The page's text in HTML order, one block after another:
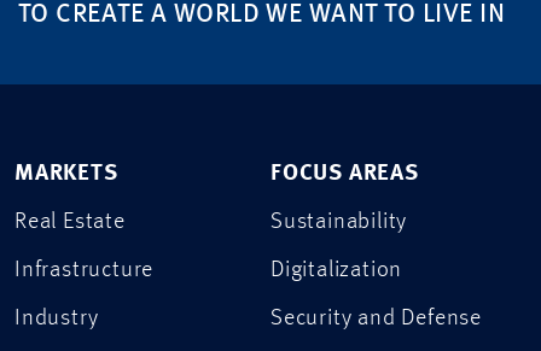
TO CREATE A WORLD WE WANT TO LIVE IN
MARKETS
Real Estate
Infrastructure
Industry
FOCUS AREAS
Sustainability
Digitalization
Security and Defense